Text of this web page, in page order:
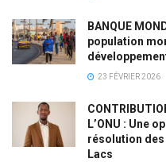
BANQUE
population
23 FÉVRIER 2026
L’ONU : Une
résolution
Lacs